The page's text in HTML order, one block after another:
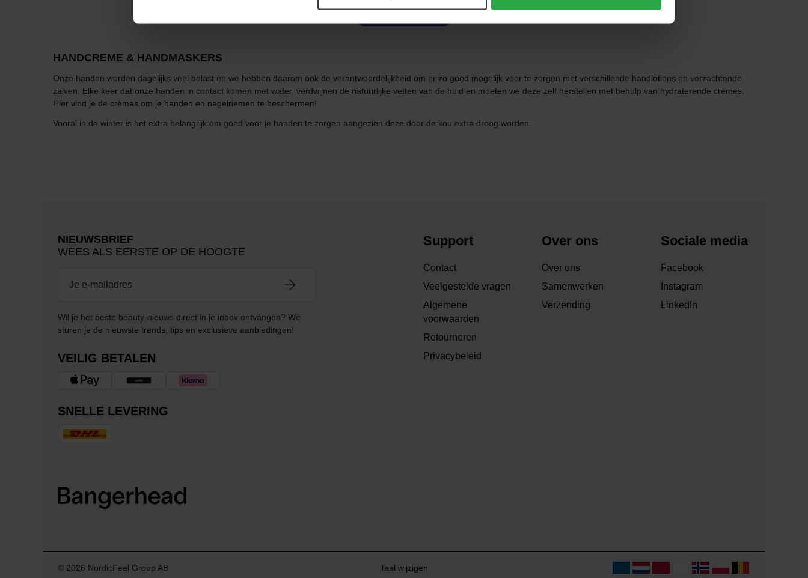
HANDCREME & HANDMASKERS
Onze handen worden dagelijks veel belast en we hebben daarom ook de verantwoordelijkheid om er zo goed mogelijk voor te zorgen met verschillende handlotions en verzachtende
zalven. Elke keer dat onze handen in contact komen met water, verdwijnen de natuurlijke vetten van de huid en moeten we deze zelf herstellen met behulp van hydraterende crèmes.
Hier vind je de crèmes om je handen en nagelriemen te beschermen!
Vooral in de winter is het extra belangrijk om goed voor je handen te zorgen aangezien deze door de kou extra droog worden.
NIEUWSBRIEF
WEES ALS EERSTE OP DE HOOGTE
Wil je het beste beauty-nieuws direct in je inbox ontvangen? We
sturen je de nieuwste trends, tips en exclusieve aanbiedingen!
VEILIG BETALEN
SNELLE LEVERING
Support
Contact
Veelgestelde vragen
Algemene
voorwaarden
Retourneren
Privacybeleid
Over ons
Over ons
Samenwerken
Verzending
Sociale media
Facebook
Instagram
LinkedIn
© 2026 NordicFeel Group AB Taal wijzigen